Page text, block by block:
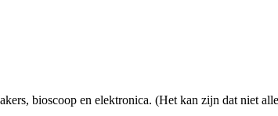
bioscoop en elektronica. (Het kan zijn dat niet